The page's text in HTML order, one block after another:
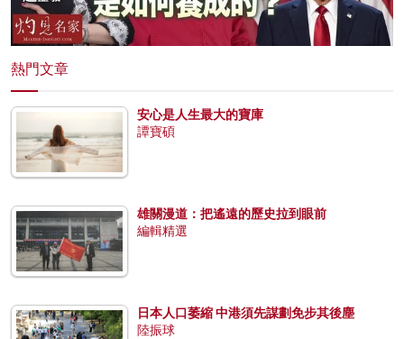
熱門文章
安心是人生最大的寶庫
譚寶碩
雄關漫道：把遙遠的歷史拉到眼前
編輯精選
日本人口萎縮 中港須先謀劃免步其後塵
陸振球